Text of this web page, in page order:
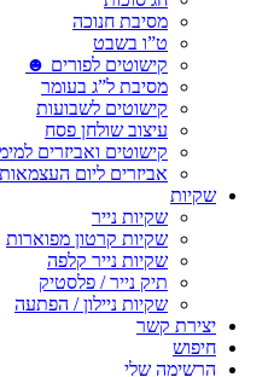
מסיבת חנוכה
ט”ו בשבט
קישוטים לפורים ☻
מסיבת ל”ג בעומר
קישוטים לשבועות
עיצוב שולחן פסח
קישוטים ואביזרים
אביזרים ליום
שקיות
שקיות נייר
שקיות קרטון מפוארות
שקיות נייר קלפה
תיק נייר / פלסטיק
שקיות ניילון / הפתעה
יצירת קשר
חיפוש
הרשימה שלי